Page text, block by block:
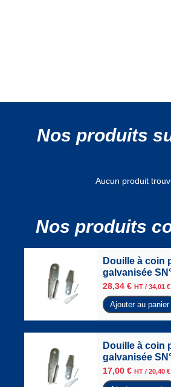
Nos produits
Aucun produit
Nos produits
Douille à coin
galvanisée
28,34 € HT / 34,01 €
Ajouter au panier
Douille à coin
galvanisée
17,00 € HT / 20,40 €